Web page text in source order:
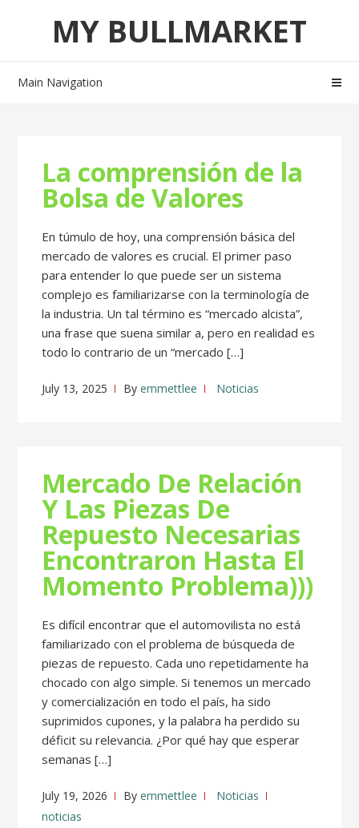
MY BULLMARKET
Main Navigation
La comprensión de la
Bolsa de Valores
En túmulo de hoy, una comprensión básica del
mercado de valores es crucial. El primer paso
para entender lo que puede ser un sistema
complejo es familiarizarse con la terminología de
la industria. Un tal término es “mercado alcista”,
una frase que suena similar a, pero en realidad es
todo lo contrario de un “mercado […]
July 13, 2025 Byemmettlee Noticias
Mercado De Relación
Y Las Piezas De
Repuesto Necesarias
Encontraron Hasta El
Momento Problema)))
Es difícil encontrar que el automovilista no está
familiarizado con el problema de búsqueda de
piezas de repuesto. Cada uno repetidamente ha
chocado con algo simple. Si tenemos un mercado
y comercialización en todo el país, ha sido
suprimidos cupones, y la palabra ha perdido su
déficit su relevancia. ¿Por qué hay que esperar
semanas […]
July 19, 2026 Byemmettlee
Noticias
noticias